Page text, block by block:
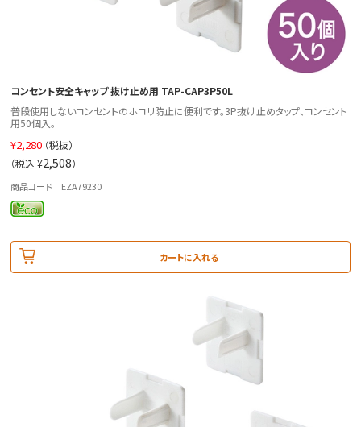
コンセント安全キャップ 抜け止め用 TAP-CAP3P50L
普段使用しないコンセントのホコリ防止に便利です。3P抜け止めタップ、コンセント
用50個入。
¥2,280 （税抜）
（税込 ¥2,508）
商品コード EZA79230
カートに入れる